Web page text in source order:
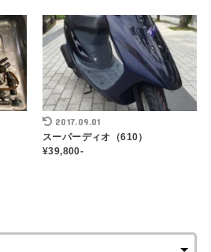
2017.09.01
スーパーディオ（610）
¥39,800-